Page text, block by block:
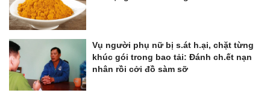
Vụ người phụ nữ bị s.át h.ại, chặt từng
khúc gói trong bao tải: Đánh ch.ết nạn
nhân rồi cởi đồ sàm sỡ